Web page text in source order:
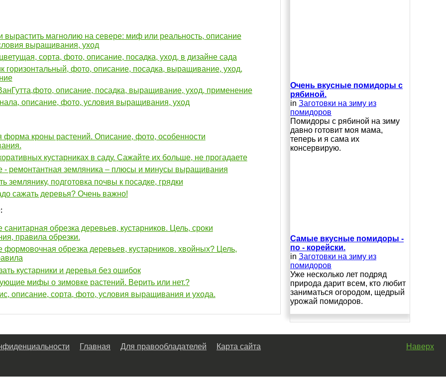
вырастить магнолию на севере: миф или реальность, описание
выращивания, уход
сорта, фото, описание, посадка, уход, в дизайне сада
горизонтальный, фото, описание, посадка, выращивание, уход,
описание, посадка, выращивание, уход, применение
описание, фото, условия выращивания, уход
форма кроны растений. Описание, фото, особенности
кустарниках в саду. Сажайте их больше, не прогадаете
- ремонтантная земляника – плюсы и минусы выращивания
землянику, подготовка почвы к посадке, грядки
сажать деревья? Очень важно!
санитарная обрезка деревьев, кустарников. Цель, сроки
правила обрезки.
формовочная обрезка деревьев, кустарников. хвойных? Цель,
кустарники и деревья без ошибок
мифы о зимовке растений. Верить или нет.?
описание, сорта, фото, условия выращивания и ухода.
Очень вкусные помидоры с
рябиной.
in Заготовки на зиму из
помидоров
Помидоры с рябиной на зиму
давно готовит моя мама,
теперь и я сама их
консервирую.
Самые вкусные помидоры -
по - корейски.
in Заготовки на зиму из
помидоров
Уже несколько лет подряд
природа дарит всем, кто любит
заниматься огородом, щедрый
урожай помидоров.
Наверх
Карта сайта
Для правообладателей
Главная